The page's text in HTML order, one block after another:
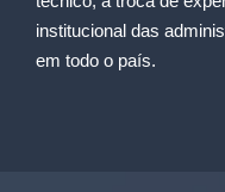
institucional das
em todo o país.